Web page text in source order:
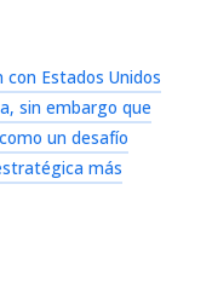
Estados Unidos
sin embargo que
un desafío
más